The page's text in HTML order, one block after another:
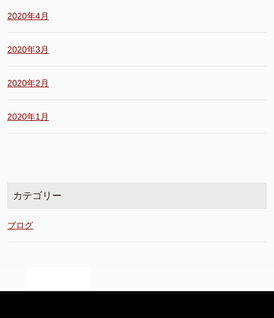
2020年4月
2020年3月
2020年2月
2020年1月
カテゴリー
ブログ